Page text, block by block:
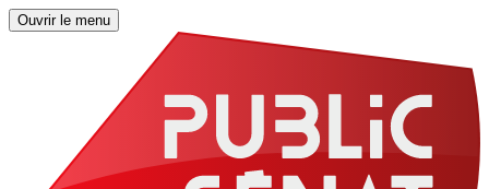
Ouvrir le menu